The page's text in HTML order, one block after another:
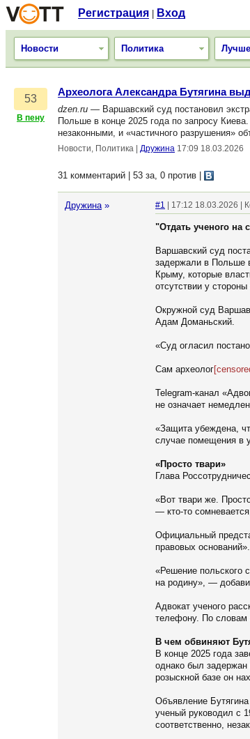
Регистрация Вход
Новости Политика
53
В пену
Археолога Александра Бутягина
dzen.ru — Варшавский суд постановил
Польше в конце 2025 года по запросу
незаконными, и «частичного разрушения»
Новости, Политика Дружина 17:09 18.03.2026
31 комментарий | 53 за, 0 против
Дружина » #1 | 17:12 18.03.2026 |
"Отдать ученого на
Варшавский суд
задержали в Польше
Крыму, которые
отсутствии у
Окружной суд
Адам Доманьский.
«Суд огласил
Сам археолог
Telegram-канал
не означает
«Защита убеждена,
случае помещения в
«Просто твари»
Глава
«Вот твари же.
— кто-то
Официальный
правовых оснований».
«Решение польского
на родину», —
Адвокат ученого
телефону. По словам
В чем обвиняют
В конце 2025 года
однако был задержан
розыскной базе он
Объявление
ученый руководил с
соответственно,